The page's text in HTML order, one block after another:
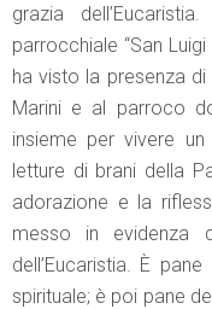
grazia
parrocchiale “San
ha visto la presenza
Marini e al parroco
insieme per vivere
letture di brani della
adorazione e la
messo in evidenza
dell’Eucaristia. È
spirituale; è poi pane